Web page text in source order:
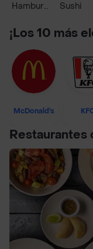
HamburguesaSushi
¡Los 10 más
McDonald's
Restaurantes